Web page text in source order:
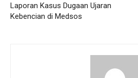
Laporan Kasus Dugaan Ujaran
Kebencian di Medsos